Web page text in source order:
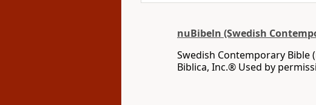
nuBibeln (Swedish
Swedish Contemporary Bible
Biblica, Inc.® Used by